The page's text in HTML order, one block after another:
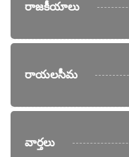
రాజకీయాలు
రాయలసీమ
వార్తలు